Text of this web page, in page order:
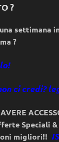
?
settimana
?
ci credi?
Speciali
migliori!!